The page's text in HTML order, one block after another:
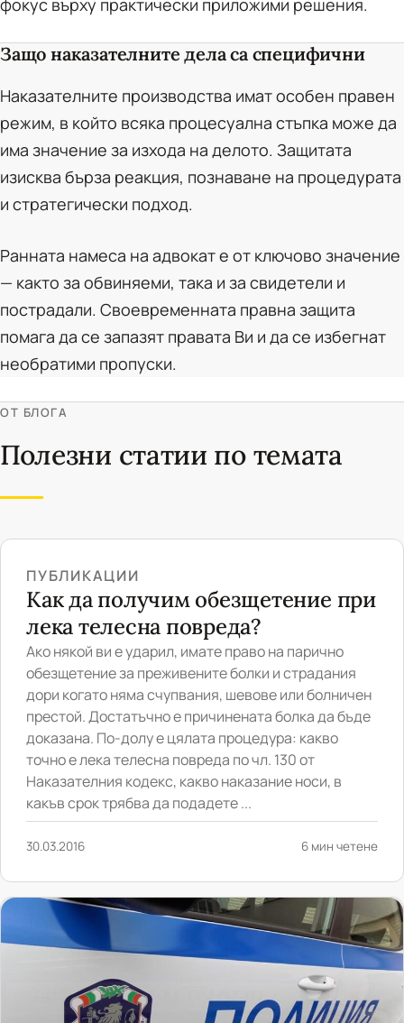
фокус върху практически приложими решения.
Защо наказателните дела са специфични
Наказателните производства имат особен правен
режим, в който всяка процесуална стъпка може да
има значение за изхода на делото. Защитата
изисква бърза реакция, познаване на процедурата
и стратегически подход.
Ранната намеса на адвокат е от ключово значение
— както за обвиняеми, така и за свидетели и
пострадали. Своевременната правна защита
помага да се запазят правата Ви и да се избегнат
необратими пропуски.
ОТ БЛОГА
Полезни статии по темата
ПУБЛИКАЦИИ
Как да получим обезщетение при
лека телесна повреда?
Ако някой ви е ударил, имате право на парично
обезщетение за преживените болки и страдания
дори когато няма счупвания, шевове или болничен
престой. Достатъчно е причинената болка да бъде
доказана. По-долу е цялата процедура: какво
точно е лека телесна повреда по чл. 130 от
Наказателния кодекс, какво наказание носи, в
какъв срок трябва да подадете ...
30.03.2016 6 мин четене